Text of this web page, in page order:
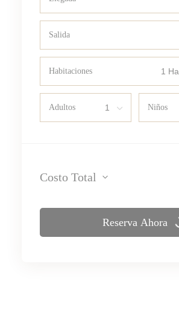
Salida
Habitaciones
Adultos Niños
Costo Total
Reserva Ahora